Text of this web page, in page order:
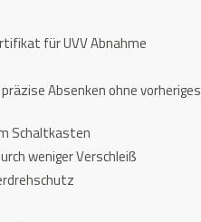
für UVV Abnahme
Absenken ohne vorheriges
Schaltkasten
weniger Verschleiß